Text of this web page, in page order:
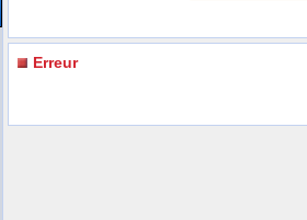
Erreur